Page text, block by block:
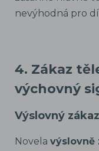
nevýhodná pro
4. Zákaz
výchovný
Výslovný
Novela výslovně